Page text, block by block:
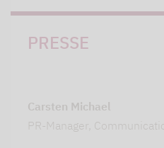
PRESSE
Carsten Michael
PR-Manager,